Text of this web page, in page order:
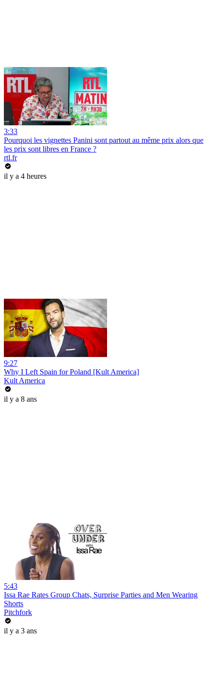
3:33
Pourquoi les vignettes Panini sont partout au même prix alors que
les prix sont libres en France ?
rtl.fr
il y a 4 heures
9:27
Why I Left Spain for Poland [Kult America]
Kult America
il y a 8 ans
5:43
Issa Rae Rates Group Chats, Surprise Parties and Men Wearing
Shorts
Pitchfork
il y a 3 ans